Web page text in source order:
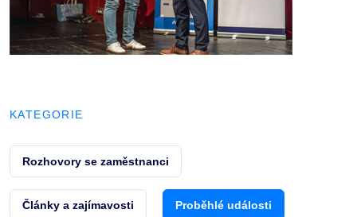
KATEGORIE
Rozhovory se zaměstnanci
Články a zajímavosti Proběhlé události